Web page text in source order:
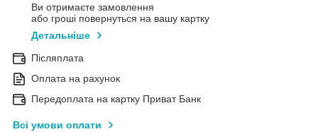
Ви отримаєте замовлення
або гроші повернуться на вашу картку
Детальніше
Післяплата
Оплата на рахунок
Передоплата на картку Приват Банк
Всі умови оплати